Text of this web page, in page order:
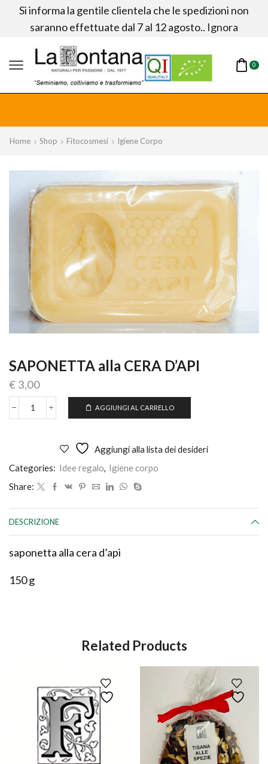
Si informa la gentile clientela che le spedizioni non
saranno effettuate dal 7 al 12 agosto.. Ignora
0
Home Shop Fitocosmesi Igiene Corpo
SAPONETTA alla CERA D’API
€ 3,00
SAPONETTA
AGGIUNGI AL CARRELLO
Aggiungi alla lista dei desideri
Categories: Idee regalo, Igiene corpo
Share:
DESCRIZIONE
saponetta alla cera d’api
150 g
Related Products